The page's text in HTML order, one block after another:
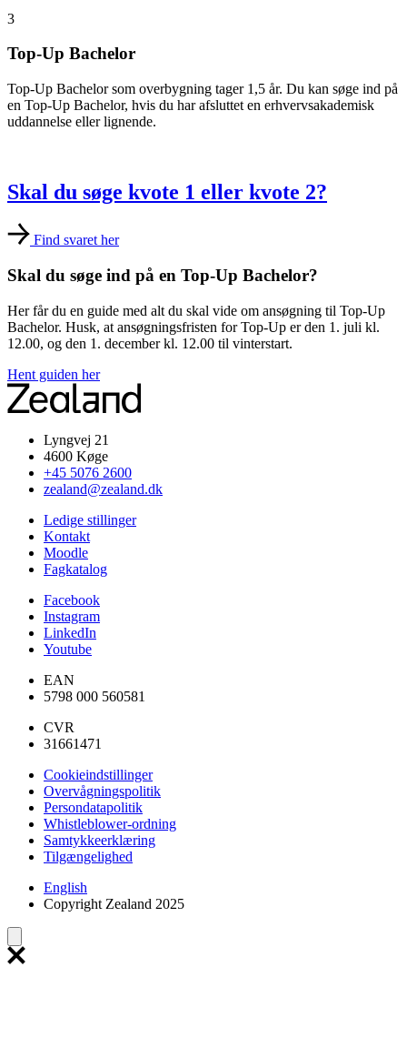
3
Top-Up Bachelor
Top-Up Bachelor som overbygning tager 1,5 år. Du kan søge ind på
en Top-Up Bachelor, hvis du har afsluttet en erhvervsakademisk
uddannelse eller lignende.
Skal du søge kvote 1 eller kvote 2?
Find svaret her
Skal du søge ind på en Top-Up Bachelor?
Her får du en guide med alt du skal vide om ansøgning til Top-Up
Bachelor. Husk, at ansøgningsfristen for Top-Up er den 1. juli kl.
12.00, og den 1. december kl. 12.00 til vinterstart.
Hent guiden her
Lyngvej 21
4600 Køge
+45 5076 2600
zealand@zealand.dk
Ledige stillinger
Kontakt
Moodle
Fagkatalog
Facebook
Instagram
LinkedIn
Youtube
EAN
5798 000 560581
CVR
31661471
Cookieindstillinger
Overvågningspolitik
Persondatapolitik
Whistleblower-ordning
Samtykkeerklæring
Tilgængelighed
English
Copyright Zealand 2025